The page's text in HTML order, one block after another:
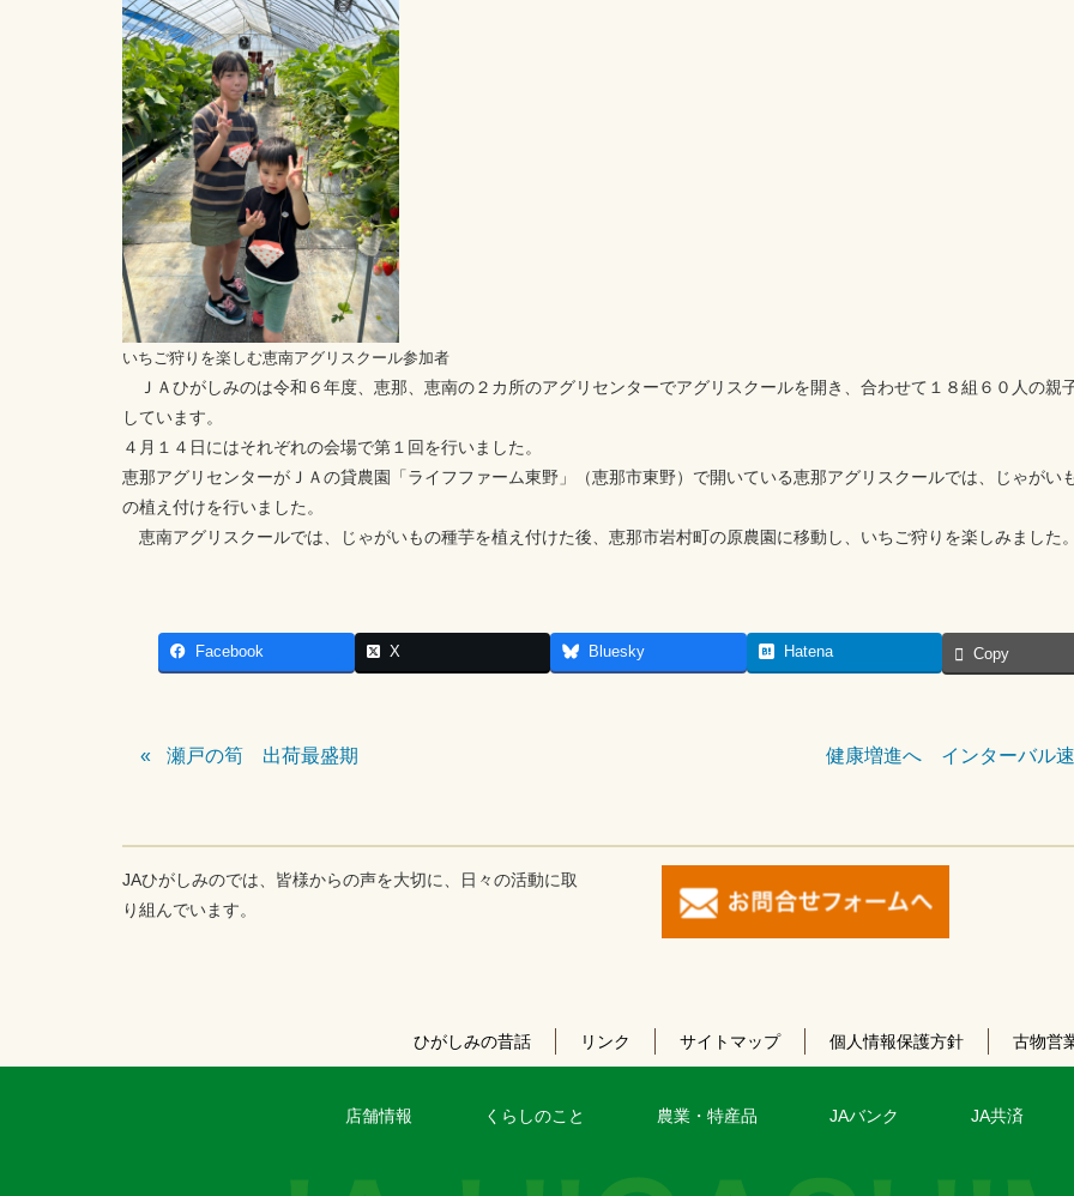
いちご狩りを楽しむ恵南アグリスクール参加者
ＪＡひがしみのは令和６年度、恵那、恵南の２カ所のアグリセンターでアグリスクールを開き、合わせて１８組６０人の親
しています。
４月１４日にはそれぞれの会場で第１回を行いました。
恵那アグリセンターがＪＡの貸農園「ライフファーム東野」（恵那市東野）で開いている恵那アグリスクールでは、じゃがい
の植え付けを行いました。
恵南アグリスクールでは、じゃがいもの種芋を植え付けた後、恵那市岩村町の原農園に移動し、いちご狩りを楽しみました。
Facebook X Bluesky Hatena Copy
瀬戸の筍 出荷最盛期 健康増進へ インターバル
JAひがしみのでは、皆様からの声を大切に、日々の活動に取
り組んでいます。
ひがしみの昔話 リンク サイトマップ 個人情報保護方針 古物営
店舗情報 くらしのこと 農業・特産品 JAバンク JA共済